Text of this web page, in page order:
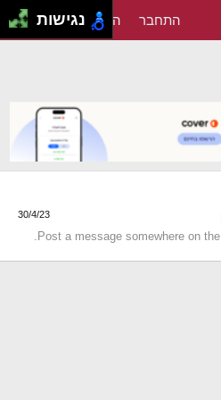
התחבר הירשם
30/4/23
Post a message somewhere on
נגישות